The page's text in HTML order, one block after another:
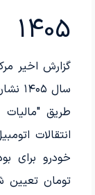
1405
گزارش اخیر
سال
طریق
انتقالات